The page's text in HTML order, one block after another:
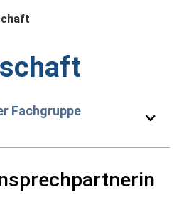
Fachgruppe